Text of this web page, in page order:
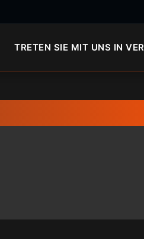
TRETEN SIE MIT UNS IN